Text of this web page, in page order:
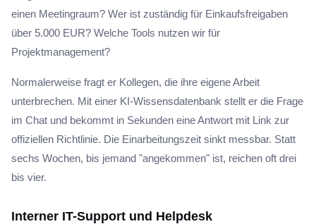
einen Meetingraum? Wer ist zuständig für Einkaufsfreigaben
über 5.000 EUR? Welche Tools nutzen wir für
Projektmanagement?
Normalerweise fragt er Kollegen, die ihre eigene Arbeit
unterbrechen. Mit einer KI-Wissensdatenbank stellt er die Frage
im Chat und bekommt in Sekunden eine Antwort mit Link zur
offiziellen Richtlinie. Die Einarbeitungszeit sinkt messbar. Statt
sechs Wochen, bis jemand "angekommen" ist, reichen oft drei
bis vier.
Interner IT-Support und Helpdesk